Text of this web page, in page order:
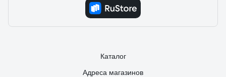
Каталог
Адреса магазинов